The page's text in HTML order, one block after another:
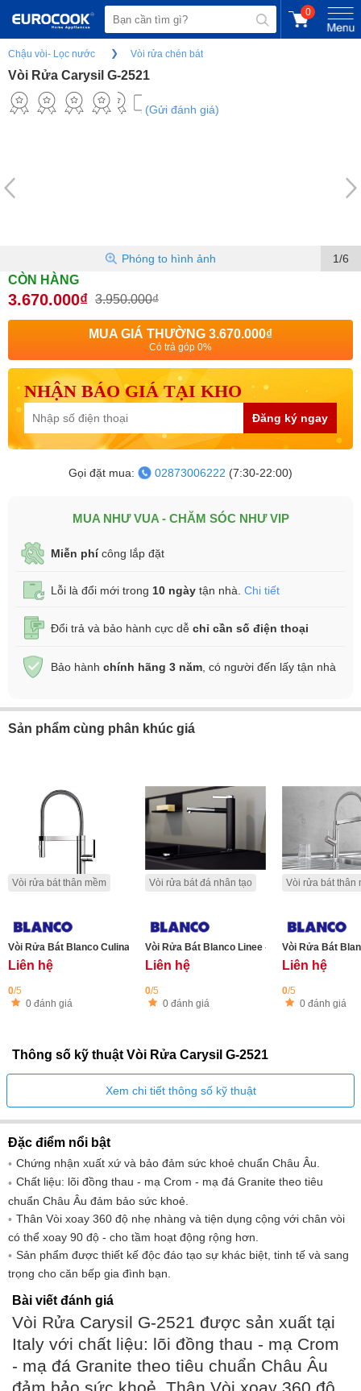
0
Chậu vòi- Lọc nước Vòi rửa chén bát
Vòi Rửa Carysil G-2521
(Gửi đánh giá)
1/6
Phóng to hình ảnh
CÒN HÀNG
3.670.000₫ 3.950.000₫
MUA GIÁ THƯỜNG 3.670.000₫
Có trả góp 0%
NHẬN BÁO GIÁ TẠI KHO
Đăng ký ngay
Gọi đặt mua: 02873006222 (7:30-22:00)
MUA NHƯ VUA - CHĂM SÓC NHƯ VIP
Miễn phícông lắp đặt
Lỗi là đổi mới trong 10 ngày tận nhà. Chi tiết
Đổi trả và bảo hành cực dễ chỉ cần số điện thoại
Bảo hành chính hãng 3 năm , có người đến lấy tận nhà
Sản phẩm cùng phân khúc giá
Vòi rửa bát thân mềm
Vòi Rửa Bát Blanco Culina-S
Liên hệ
0/5
0 đánh giá
Vòi rửa bát đá nhân tạo
Vòi Rửa Bát Blanco Linee - S Anthracite (Đen)
Liên hệ
0/5
0 đánh giá
Vòi rửa bát thân
Vòi Rửa Bát
Liên hệ
0/5
0 đánh giá
Thông số kỹ thuật Vòi Rửa Carysil G-2521
Xem chi tiết thông số kỹ thuật
Đặc điểm nổi bật
Chứng nhận xuất xứ và bảo đảm sức khoẻ chuẩn Châu Âu.
Chất liệu: lõi đồng thau - mạ Crom - mạ đá Granite theo tiêu
chuẩn Châu Âu đảm bảo sức khoẻ.
Thân Vòi xoay 360 độ nhẹ nhàng và tiện dụng cộng với chân vòi
có thể xoay 90 độ - cho tầm hoạt động rộng hơn.
Sản phẩm được thiết kế độc đáo tạo sự khác biệt, tinh tế và sang
trọng cho căn bếp gia đình bạn.
Bài viết đánh giá
Vòi Rửa Carysil G-2521 được sản xuất tại
Italy với chất liệu: lõi đồng thau - mạ Crom
- mạ đá Granite theo tiêu chuẩn Châu Âu